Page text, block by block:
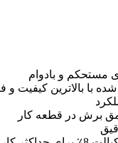
مستحکم و بادوام
با بالاترین کیفیت و